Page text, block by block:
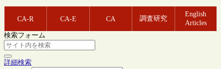
CA-R CA-E CA 調査研究
English
Articles
検索フォーム
詳細検索